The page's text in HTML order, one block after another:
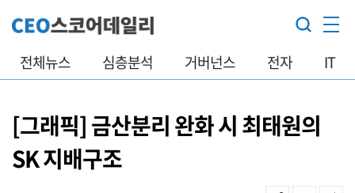
전체뉴스 심층분석 거버넌스 전자 IT
[그래픽] 금산분리 완화 시 최태원의
SK 지배구조